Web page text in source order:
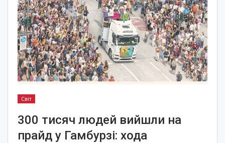
Світ
300 тисяч людей вийшли на
прайд у Гамбурзі: хода